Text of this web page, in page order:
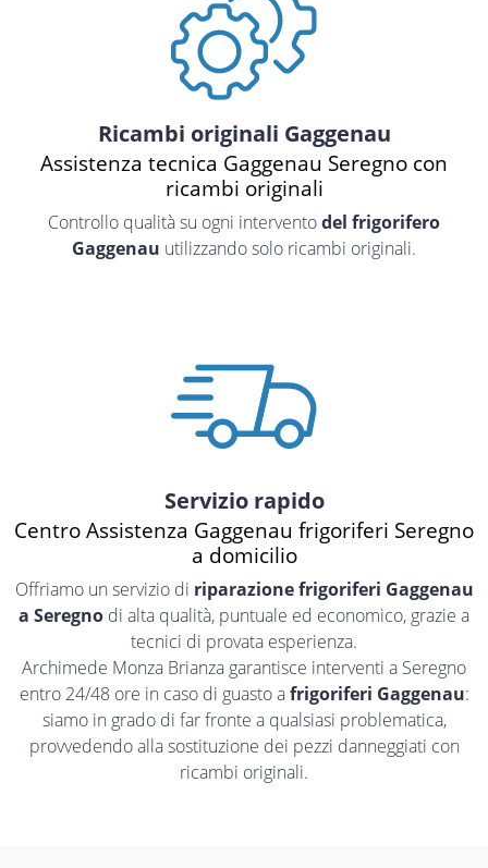
Ricambi originali Gaggenau
Assistenza tecnica Gaggenau Seregno con
ricambi originali
Controllo qualità su ogni interventodel frigorifero
Gaggenau utilizzando solo ricambi originali.
Servizio rapido
Centro Assistenza Gaggenau frigoriferi Seregno
a domicilio
Offriamo un servizio di riparazione frigoriferi Gaggenau
a Seregno di alta qualità, puntuale ed economico, grazie a
tecnici di provata esperienza.
Archimede Monza Brianza garantisce interventi a Seregno
entro 24/48 ore in caso di guasto afrigoriferi Gaggenau:
siamo in grado di far fronte a qualsiasi problematica,
provvedendo alla sostituzione dei pezzi danneggiati con
ricambi originali.